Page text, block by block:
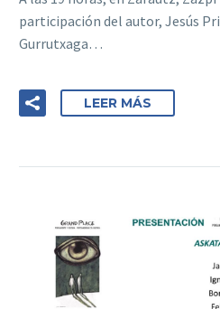
participación del autor, Jesús
Gurrutxaga…
LEER MÁS